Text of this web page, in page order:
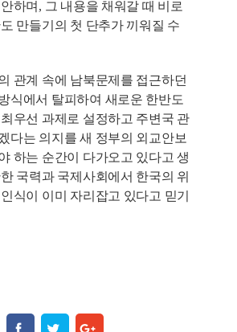
하며, 그 내용을 채워갈 때 비로
만들기의 첫 단추가 끼워질 수
관계 속에 남북문제를 접근하던
식에서 탈피하여 새로운 한반도
우선 과제로 설정하고 주변국 관
다는 의지를 새 정부의 외교안보
하는 순간이 다가오고 있다고 생
국력과 국제사회에서 한국의 위
식이 이미 자리잡고 있다고 믿기